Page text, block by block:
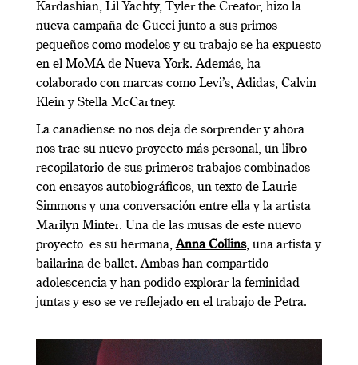
Kardashian, Lil Yachty, Tyler the Creator, hizo la
nueva campaña de Gucci junto a sus primos
pequeños como modelos y su trabajo se ha expuesto
en el MoMA de Nueva York. Además, ha
colaborado con marcas como Levi’s, Adidas, Calvin
Klein y Stella McCartney.
La canadiense no nos deja de sorprender y ahora
nos trae su nuevo proyecto más personal, un libro
recopilatorio de sus primeros trabajos combinados
con ensayos autobiográficos, un texto de Laurie
Simmons y una conversación entre ella y la artista
Marilyn Minter. Una de las musas de este nuevo
proyecto es su hermana,Anna Collins, una artista y
bailarina de ballet. Ambas han compartido
adolescencia y han podido explorar la feminidad
juntas y eso se ve reflejado en el trabajo de Petra.